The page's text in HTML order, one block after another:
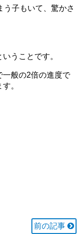
う子もいて、驚かさ
うことです。
一般の2倍の進度で
。
前の記事